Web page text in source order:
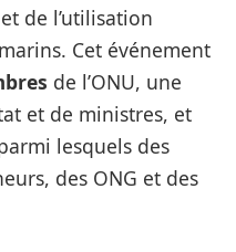
de l’utilisation
Cet événement
de l’ONU, une
et de ministres, et
lesquels des
des ONG et des